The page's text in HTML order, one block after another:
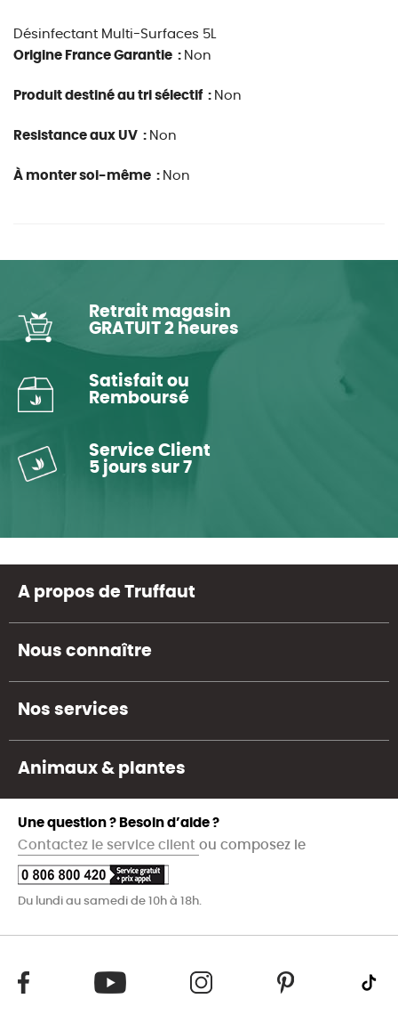
Désinfectant Multi-Surfaces 5L
Origine France Garantie : Non
Produit destiné au tri sélectif : Non
Resistance aux UV : Non
À monter soi-même : Non
Retrait magasin
GRATUIT 2 heures
Satisfait ou
Remboursé
Service Client
5 jours sur 7
A propos de Truffaut
Nous connaître
Nos services
Animaux & plantes
Une question ? Besoin d’aide ?
Contactez le service client ou composez le
Du lundi au samedi de 10h à 18h.